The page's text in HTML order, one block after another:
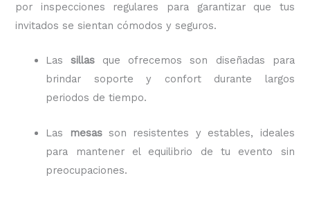
por inspecciones regulares para garantizar que tus
invitados se sientan cómodos y seguros.
Lassillas que ofrecemos son diseñadas para
brindar soporte y confort durante largos
periodos de tiempo.
Las mesasson resistentes y estables, ideales
para mantener el equilibrio de tu evento sin
preocupaciones.